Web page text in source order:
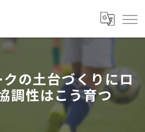
の土台づくりにロ
調性はこう育つ